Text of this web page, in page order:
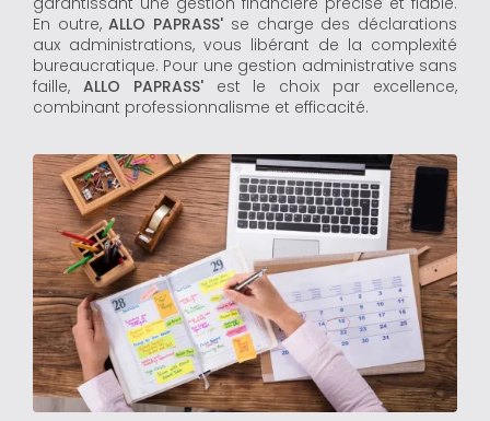
En outre,ALLO PAPRASS' se charge des déclarations
aux administrations, vous libérant de la complexité
bureaucratique. Pour une gestion administrative sans
faille, ALLO PAPRASS'est le choix par excellence,
combinant professionnalisme et efficacité.